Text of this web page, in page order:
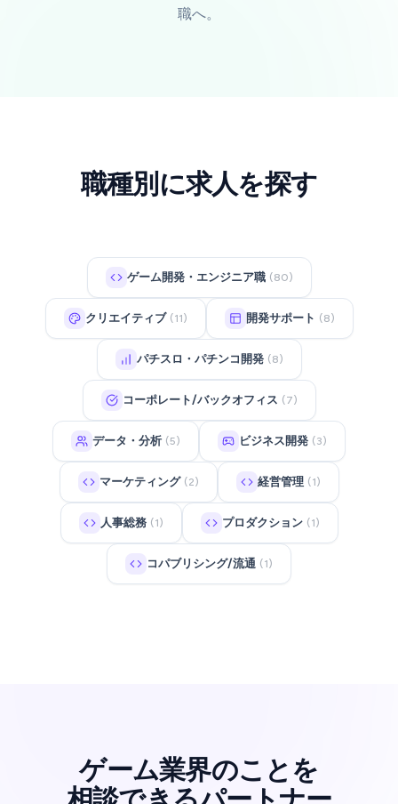
職へ。
職種別に求人を探す
ゲーム開発・エンジニア職 (80)
クリエイティブ (11) 開発サポート (8)
パチスロ・パチンコ開発 (8)
コーポレート/バックオフィス (7)
データ・分析 (5) ビジネス開発 (3)
マーケティング (2) 経営管理 (1)
人事総務 (1) プロダクション (1)
コパブリシング/流通 (1)
ゲーム業界のことを